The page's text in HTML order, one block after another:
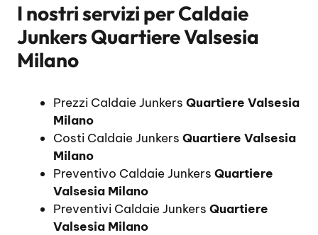
I nostri servizi perCaldaie
Junkers Quartiere Valsesia
Milano
Prezzi Caldaie Junkers Quartiere Valsesia
Milano
Costi Caldaie Junkers Quartiere Valsesia
Milano
Preventivo Caldaie Junkers Quartiere
Valsesia Milano
Preventivi Caldaie Junkers Quartiere
Valsesia Milano